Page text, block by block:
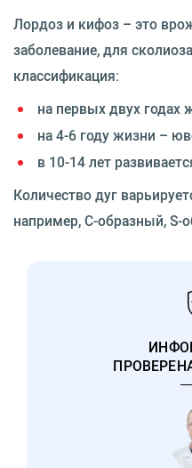
Лордоз и кифоз – это
заболевание, для
классификация:
на первых двух
на 4-6 году жизни –
в 10-14 лет
Количество дуг
например, C-образный, S-